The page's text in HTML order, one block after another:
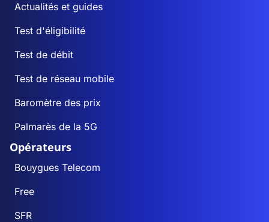
Actualités et guides
Test d'éligibilité
Test de débit
Test de réseau mobile
Baromètre des prix
Palmarès de la 5G
Opérateurs
Bouygues Telecom
Free
SFR